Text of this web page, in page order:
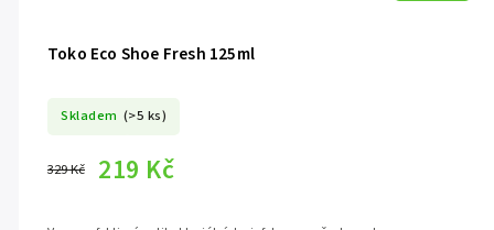
Toko Eco Shoe Fresh 125ml
Skladem (>5 ks)
329 Kč 219 Kč